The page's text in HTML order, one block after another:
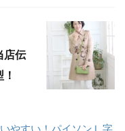
店伝
やすい！パイソンＬ字